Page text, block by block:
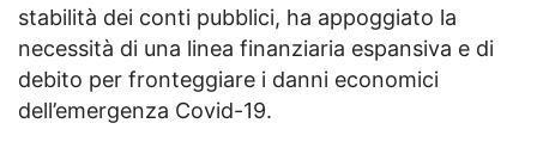
stabilità dei conti pubblici, ha appoggiato la
necessità di una linea finanziaria espansiva e di
debito per fronteggiare i danni economici
dell’emergenza Covid-19.